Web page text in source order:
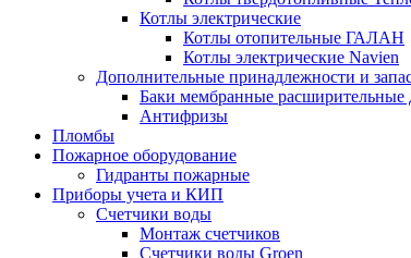
Котлы электрические
Котлы отопительные ГАЛАН
Котлы электрические Navien
Дополнительные принадлежности и
Баки мембранные расширительные
Антифризы
Пломбы
Пожарное оборудование
Гидранты пожарные
Приборы учета и КИП
Счетчики воды
Монтаж счетчиков
Счетчики воды Groen